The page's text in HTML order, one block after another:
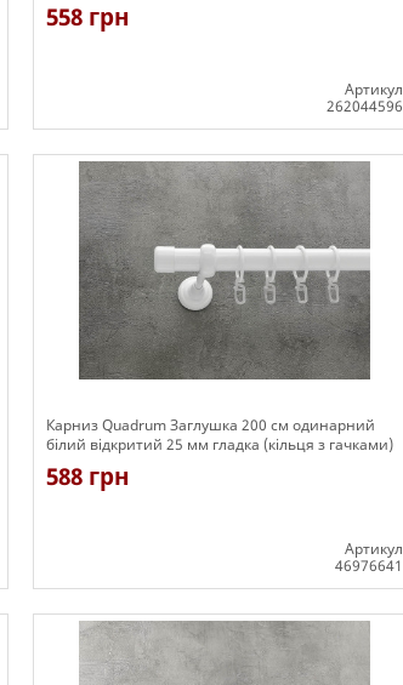
558 грн
Артикул
262044596
Карниз Quadrum Заглушка 200 см одинарний
білий відкритий 25 мм гладка (кільця з гачками)
588 грн
Артикул
46976641